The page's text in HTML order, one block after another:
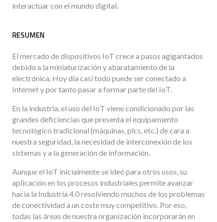
interactuar con el mundo digital.
RESUMEN
El mercado de dispositivos IoT crece a pasos agigantados
debido a la miniaturización y abaratamiento de la
electrónica. Hoy día casi todo puede ser conectado a
Internet y por tanto pasar a formar parte del IoT.
En la industria, el uso del IoT viene condicionado por las
grandes deficiencias que presenta el equipamiento
tecnológico tradicional (máquinas, plcs, etc.) de cara a
nuestra seguridad, la necesidad de interconexión de los
sistemas y a la generación de información.
Aunque el IoT inicialmente se ideó para otros usos, su
aplicación en los procesos industriales permite avanzar
hacia la Industria 4.0 resolviendo muchos de los problemas
de conectividad a un coste muy competitivo. Por eso,
todas las áreas de nuestra organización incorporarán en